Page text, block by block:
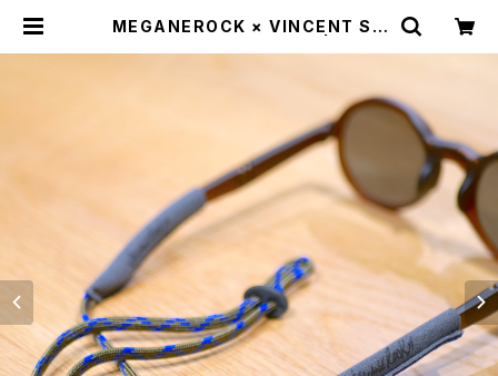
MEGANEROCK × VINCENT SH